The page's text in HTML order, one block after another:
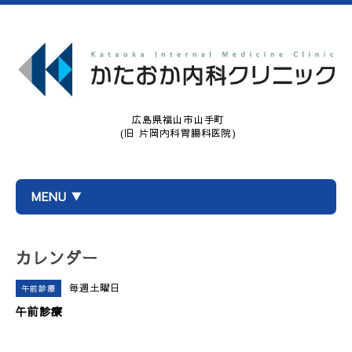
広島県福山市山手町
(旧 片岡内科胃腸科医院)
MENU ▼
カレンダー
午前診療 毎週土曜日
午前診療